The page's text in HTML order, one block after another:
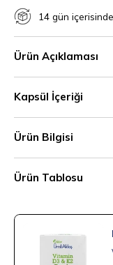
14 gün
Ürün Açıklaması
Kapsül İçeriği
Ürün Bilgisi
Ürün Tablosu